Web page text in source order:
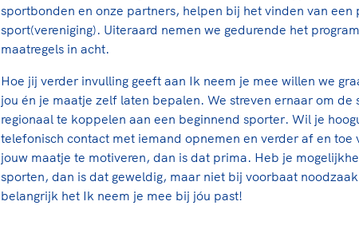
sportbonden en onze partners, helpen bij het vinden van een
sport(vereniging). Uiteraard nemen we gedurende het
maatregels in acht.
Hoe jij verder invulling geeft aan Ik neem je mee willen we
jou én je maatje zelf laten bepalen. We streven ernaar om de
regionaal te koppelen aan een beginnend sporter. Wil je
telefonisch contact met iemand opnemen en verder af en toe
jouw maatje te motiveren, dan is dat prima. Heb je
sporten, dan is dat geweldig, maar niet bij voorbaat
belangrijk het Ik neem je mee bij jóu past!